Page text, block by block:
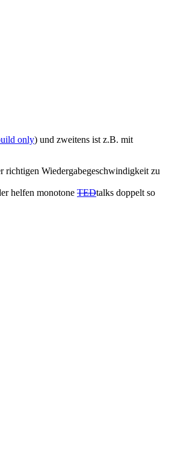
only) und zweitens ist z.B. mit
richtigen Wiedergabegeschwindigkeit zu
helfen monotone TEDtalks doppelt so